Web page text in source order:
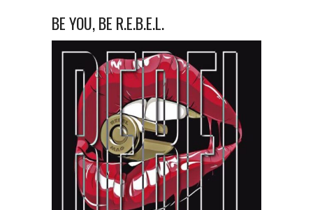
BE YOU, BE R.E.B.E.L.